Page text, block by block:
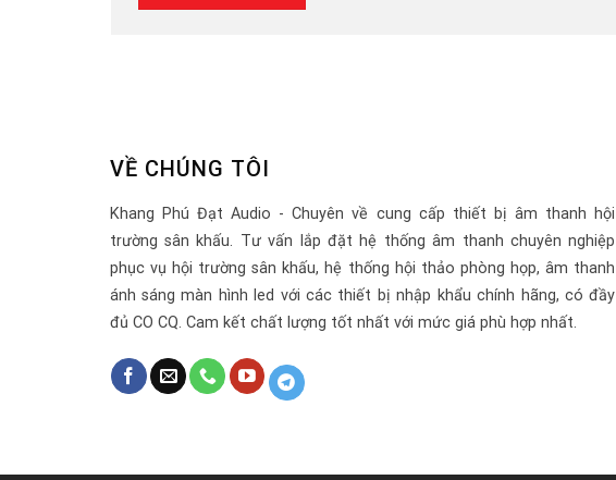
VỀ CHÚNG TÔI
Khang Phú Đạt Audio - Chuyên về cung cấp thiết bị âm thanh hội
trường sân khấu. Tư vấn lắp đặt hệ thống âm thanh chuyên nghiệp
phục vụ hội trường sân khấu, hệ thống hội thảo phòng họp, âm thanh
ánh sáng màn hình led với các thiết bị nhập khẩu chính hãng, có đầy
đủ CO CQ. Cam kết chất lượng tốt nhất với mức giá phù hợp nhất.